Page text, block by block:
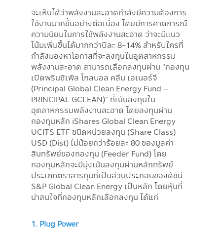
จะเห็นได้ว่าพลังงานสะอาดกำลังมีความต้องการ
ใช้งานมากขึ้นอย่างต่อเนื่อง โดยมีการคาดการณ์
ความนิยมในการใช้พลังงานสะอาด ว่าจะมีแนว
โน้มเพิ่มขึ้นได้มากกว่าปีละ 8-14% สำหรับใครที่
กำลังมองหาโอกาสที่จะลงทุนในอุตสาหกรรม
พลังงานสะอาด สามารถเลือกลงทุนผ่าน "กองทุน
เปิดพรินซิเพิล โกลบอล คลีน เอเนอร์จี
(Principal Global Clean Energy Fund –
PRINCIPAL GCLEAN)" ที่เน้นลงทุนใน
อุตสาหกรรมพลังงานสะอาด โดยลงทุนผ่าน
กองทุนหลัก iShares Global Clean Energy
UCITS ETF ชนิดหน่วยลงทุน (Share Class)
USD (Dist) ไม่น้อยกว่าร้อยละ 80 ของมูลค่า
สินทรัพย์ของกองทุน (Feeder Fund) โดย
กองทุนหลักจะมีมุ่งเน้นลงทุนผ่านหลักทรัพย์
ประเภทตราสารทุนที่เป็นส่วนประกอบของดัชนี
S&P Global Clean Energy เป็นหลัก โดยหุ้นที่
น่าสนใจที่กองทุนหลักเลือกลงทุน ได้แก่
1. Plug Power